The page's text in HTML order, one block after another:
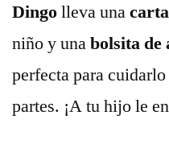
Dingolleva unacarta
niño y unabolsita de
perfecta para
partes. ¡A tu hijo le